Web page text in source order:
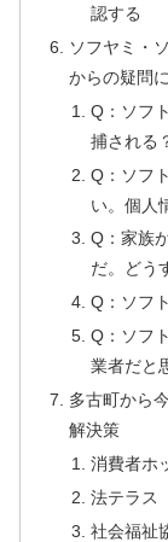
認する
ソフヤミ・
からの疑問
Q：ソフ
捕される
Q：ソフ
い。個人
Q：家族
だ。どう
Q：ソフ
Q：ソフ
業者だと
多古町から
解決策
消費者ホ
法テラス
社会福祉